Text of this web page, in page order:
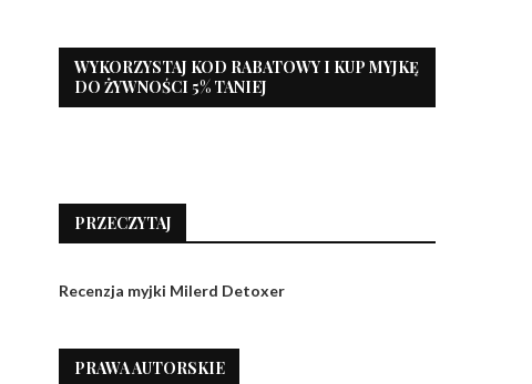
WYKORZYSTAJ KOD RABATOWY I KUP MYJKĘ
DO ŻYWNOŚCI 5% TANIEJ
PRZECZYTAJ
Recenzja myjki Milerd Detoxer
PRAWA AUTORSKIE